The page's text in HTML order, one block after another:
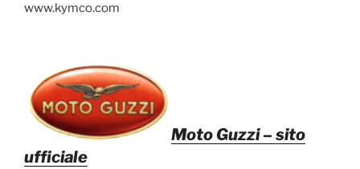
www.kymco.com
Moto Guzzi– sito
ufficiale